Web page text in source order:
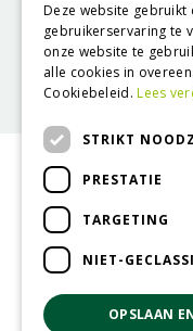
Deze website gebruikt
gebruikerservaring te
onze website te
alle cookies in
Cookiebeleid.Lees
STRIKT
PRESTATIE
TARGETING
NIET-
OPSLAAN